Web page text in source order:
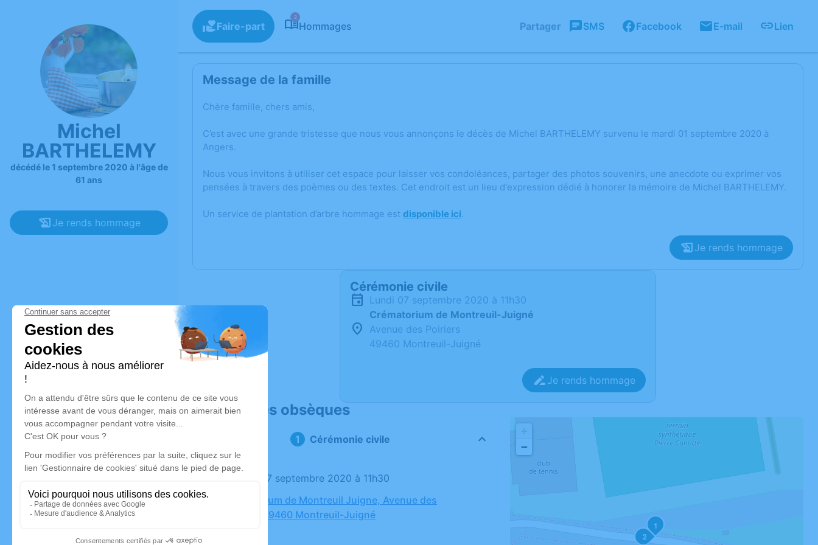
Michel
BARTHELEMY
décédé le 1 septembre 2020 à l'âge de
61 ans
Je rends hommage
Faire-part
2
Hommages Partager SMS Facebook E-mail Lien
Message de la famille
Chère famille, chers amis,
C’est avec une grande tristesse que nous vous annonçons le décès de Michel BARTHELEMY survenu le mardi 01 septembre 2020 à
Angers.
Nous vous invitons à utiliser cet espace pour laisser vos condoléances, partager des photos souvenirs, une anecdote ou exprimer vos
pensées à travers des poèmes ou des textes. Cet endroit est un lieu d'expression dédié à honorer la mémoire de Michel BARTHELEMY.
Un service de plantation d’arbre hommage est disponible ici.
Je rends hommage
Cérémonie civile
lundi 07 septembre 2020 à 11h30
Crématorium de Montreuil-Juigné
Avenue des Poiriers
49460 Montreuil-Juigné
Je rends hommage
Déroulé des obsèques
Cérémonie civile
Le lundi 07 septembre 2020 à 11h30
Crématorium de Montreuil Juigne, Avenue des
Poiriers, 49460 Montreuil-Juigné
1
2
−